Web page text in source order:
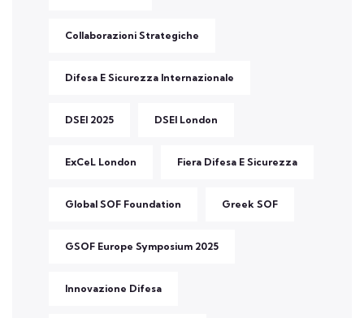
Collaborazioni Strategiche
Difesa E Sicurezza Internazionale
DSEI 2025 DSEI London
ExCeL London Fiera Difesa E Sicurezza
Global SOF Foundation Greek SOF
GSOF Europe Symposium 2025
Innovazione Difesa